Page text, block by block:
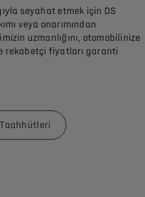
seyahat etmek için DS
veya onarımından
uzmanlığını, otomobilinize
rekabetçi fiyatları garanti